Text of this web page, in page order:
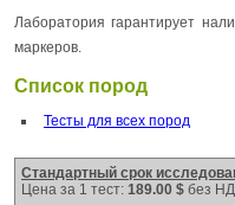
Лаборатория гарантирует
маркеров.
Список пород
Тесты для всех пород
Стандартный срок
Цена за 1 тест: 189.00 $ без